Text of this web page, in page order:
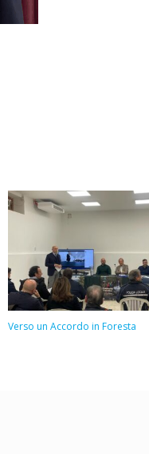
Verso un Accordo in Foresta